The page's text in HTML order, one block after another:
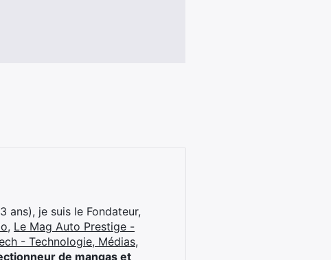
ans), je suis le Fondateur,
, Le Mag Auto Prestige -
- Technologie, Médias,
de mangas et